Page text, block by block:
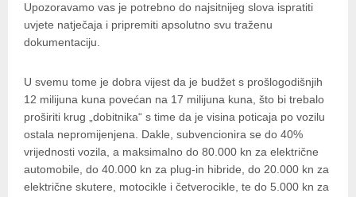
Upozoravamo vas je potrebno do najsitnijeg slova ispratiti
uvjete natječaja i pripremiti apsolutno svu traženu
dokumentaciju.
U svemu tome je dobra vijest da je budžet s prošlogodišnjih
12 milijuna kuna povećan na 17 milijuna kuna, što bi trebalo
proširiti krug „dobitnika“ s time da je visina poticaja po vozilu
ostala nepromijenjena. Dakle, subvencionira se do 40%
vrijednosti vozila, a maksimalno do 80.000 kn za električne
automobile, do 40.000 kn za plug-in hibride, do 20.000 kn za
električne skutere, motocikle i četverocikle, te do 5.000 kn za